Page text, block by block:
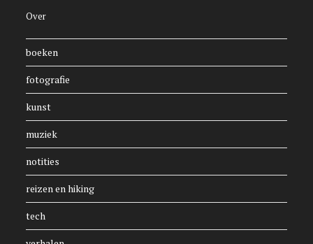
Over
boeken
fotografie
kunst
muziek
notities
reizen en hiking
tech